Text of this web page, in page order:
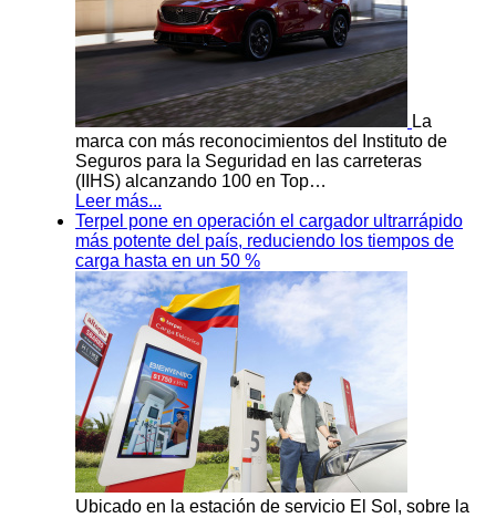
La
marca con más reconocimientos del Instituto de
Seguros para la Seguridad en las carreteras
(IIHS) alcanzando 100 en Top…
Leer más...
Terpel pone en operación el cargador ultrarrápido
más potente del país, reduciendo los tiempos de
carga hasta en un 50 %
Ubicado en la estación de servicio El Sol, sobre la